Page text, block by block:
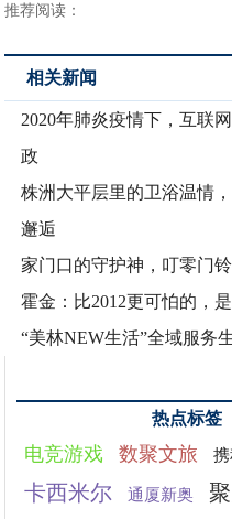
推荐阅读：
相关新闻
2020年肺炎疫情下，互联
政
株洲大平层里的卫浴温情
邂逅
家门口的守护神，叮零门
霍金：比2012更可怕的，
“美林NEW生活”全域服务
热点标签
电竞游戏 数聚文旅
卡西米尔 通厦新奥